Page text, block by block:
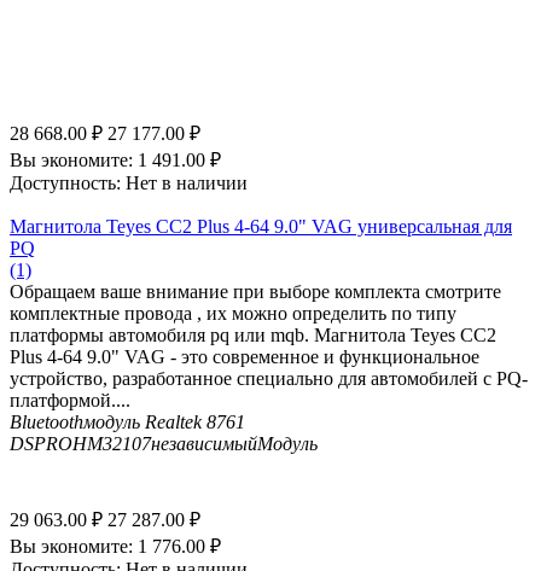
28 668.00 ₽ 27 177.00 ₽
Вы экономите: 1 491.00 ₽
Доступность: Нет в наличии
Магнитола Teyes CC2 Plus 4-64 9.0" VAG универсальная для
PQ
(1)
Обращаем ваше внимание при выборе комплекта смотрите
комплектные провода , их можно определить по типу
платформы автомобиля pq или mqb. Магнитола Teyes CC2
Plus 4-64 9.0" VAG - это современное и функциональное
устройство, разработанное специально для автомобилей с PQ-
платформой....
Bluetoothмодуль Realtek 8761
DSPROHM32107независимыйМодуль
29 063.00 ₽ 27 287.00 ₽
Вы экономите: 1 776.00 ₽